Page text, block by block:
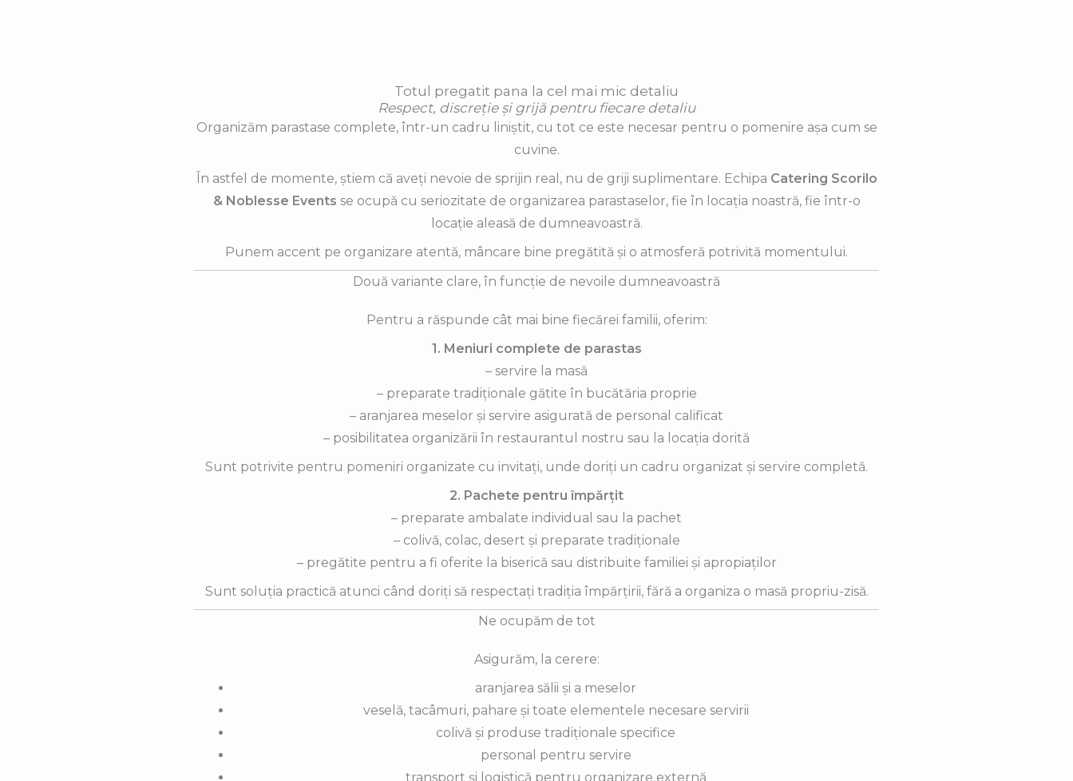
Totul pregatit pana la cel mai mic detaliu
Respect, discreție și grijă pentru fiecare detaliu
Organizăm parastase complete, într-un cadru liniștit, cu tot ce este necesar pentru o pomenire așa cum se
cuvine.
În astfel de momente, știem că aveți nevoie de sprijin real, nu de griji suplimentare. Echipa Catering Scorilo
& Noblesse Events se ocupă cu seriozitate de organizarea parastaselor, fie în locația noastră, fie într-o
locație aleasă de dumneavoastră.
Punem accent pe organizare atentă, mâncare bine pregătită și o atmosferă potrivită momentului.
Două variante clare, în funcție de nevoile dumneavoastră
Pentru a răspunde cât mai bine fiecărei familii, oferim:
1. Meniuri complete de parastas
– servire la masă
– preparate tradiționale gătite în bucătăria proprie
– aranjarea meselor și servire asigurată de personal calificat
– posibilitatea organizării în restaurantul nostru sau la locația dorită
Sunt potrivite pentru pomeniri organizate cu invitați, unde doriți un cadru organizat și servire completă.
2. Pachete pentru împărțit
– preparate ambalate individual sau la pachet
– colivă, colac, desert și preparate tradiționale
– pregătite pentru a fi oferite la biserică sau distribuite familiei și apropiaților
Sunt soluția practică atunci când doriți să respectați tradiția împărțirii, fără a organiza o masă propriu-zisă.
Ne ocupăm de tot
Asigurăm, la cerere:
aranjarea sălii și a meselor
veselă, tacâmuri, pahare și toate elementele necesare servirii
colivă și produse tradiționale specifice
personal pentru servire
transport și logistică pentru organizare externă